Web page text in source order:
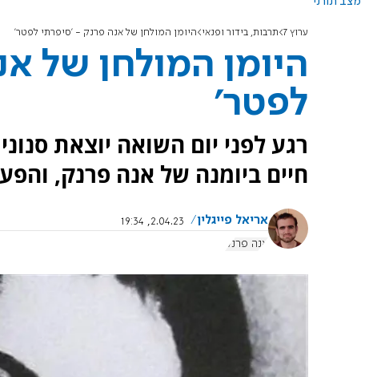
ערוץ 7 תרבות, בידור ופנאי היומן המולחן של אנה פרנק - 'סיפרתי לפטר'
היומן המולחן של
לפטר'
רגע לפני יום השואה יוצאת
חיים ביומנה של אנה פרנק,
אריאל פייגלין
2.04.23, 19:34
אנה פרנק